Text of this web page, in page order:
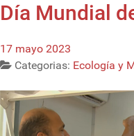
Día Mundial
17 mayo 2023
Categorias: Ecología y